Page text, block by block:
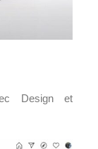
Design et